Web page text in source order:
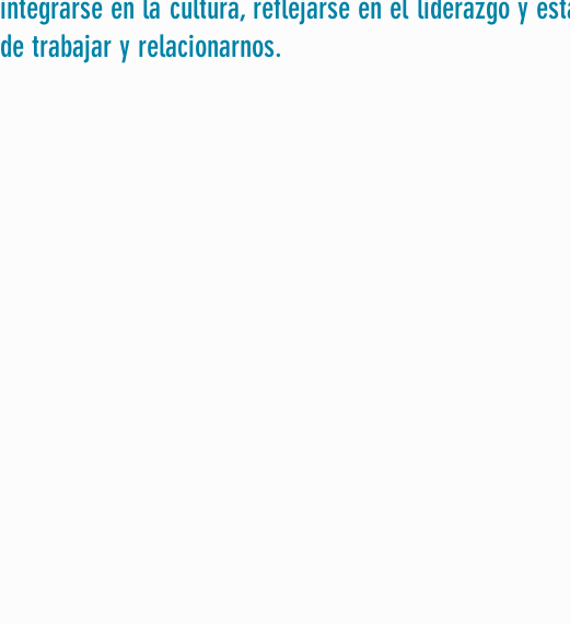
integrarse en la cultura, reflejarse en el liderazgo y
de trabajar y relacionarnos.